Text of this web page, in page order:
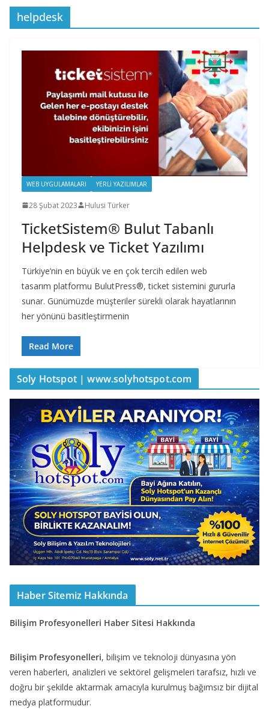
helpdesk
WEB UYGULAMALARI YERLI YAZILIMLAR
28 Şubat 2023 Hulusi Türker
TicketSistem® Bulut Tabanlı
Helpdesk ve Ticket Yazılımı
Türkiye’nin en büyük ve en çok tercih edilen web
tasarım platformu BulutPress®, ticket sistemini gururla
sunar. Günümüzde müşteriler sürekli olarak hayatlarının
her yönünü basitleştirmenin
Read More
Soly Hotspot | www.solyhotspot.com
Haber Sitemiz Hakkında
Bilişim Profesyonelleri Haber Sitesi Hakkında
Bilişim Profesyonelleri, bilişim ve teknoloji dünyasına yön
veren haberleri, analizleri ve sektörel gelişmeleri tarafsız, hızlı ve
doğru bir şekilde aktarmak amacıyla kurulmuş bağımsız bir dijital
medya platformudur.